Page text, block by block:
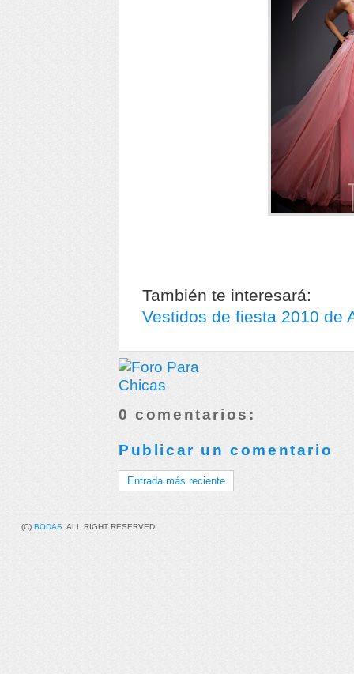
También te interesará:
Vestidos de fiesta 2010 de
0 comentarios:
Publicar un comentario
Entrada más reciente
(C) BODAS . ALL RIGHT RESERVED.